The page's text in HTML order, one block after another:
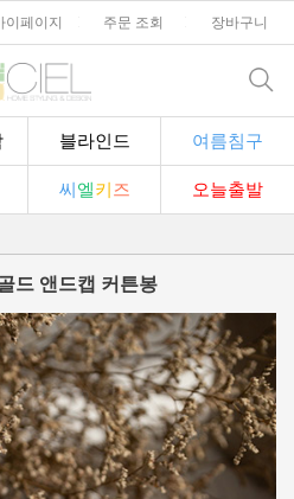
이페이지 주문 조회 장바구니
블라인드 여름침구
씨 엘키 즈 오늘출발
드 앤드캡 커튼봉